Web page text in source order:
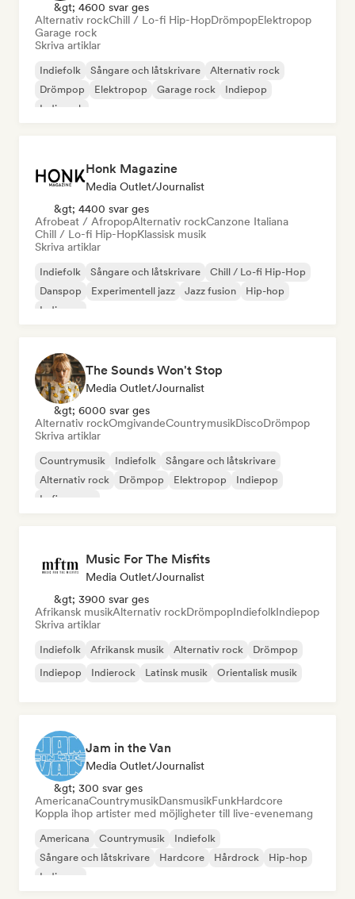
&gt; 4600 svar ges
Alternativ rockChill / Lo-fi Hip-HopDrömpopElektropop
Garage rock
Skriva artiklar
Indiefolk Sångare och låtskrivare
Alternativ rock
Drömpop
Elektropop Garage rock
Indiepop
Indierock
Honk Magazine
Media Outlet/Journalist
&gt; 4400 svar ges
Afrobeat / AfropopAlternativ rockCanzone Italiana
Chill / Lo-fi Hip-HopKlassisk musik
Skriva artiklar
Indiefolk Sångare och låtskrivare
Chill / Lo-fi Hip-Hop
Danspop
Experimentell jazz Jazz fusion
Hip-hop
Indiepop
The Sounds Won't Stop
Media Outlet/Journalist
&gt; 6000 svar ges
Alternativ rockOmgivandeCountrymusikDiscoDrömpop
Skriva artiklar
Countrymusik Indiefolk
Sångare och låtskrivare
Alternativ rock
Drömpop Elektropop
Indiepop
Lofi sovrum
Music For The Misfits
Media Outlet/Journalist
&gt; 3900 svar ges
Afrikansk musikAlternativ rockDrömpopIndiefolkIndiepop
Skriva artiklar
Indiefolk Afrikansk musik Alternativ rock
Drömpop
Indiepop
Indierock Latinsk musik Orientalisk musik
Jam in the Van
Media Outlet/Journalist
&gt; 300 svar ges
AmericanaCountrymusikDansmusikFunkHardcore
Koppla ihop artister med möjligheter till live-evenemang
Americana Countrymusik
Indiefolk
Sångare och låtskrivare
Hardcore Hårdrock
Hip-hop
Indiepop